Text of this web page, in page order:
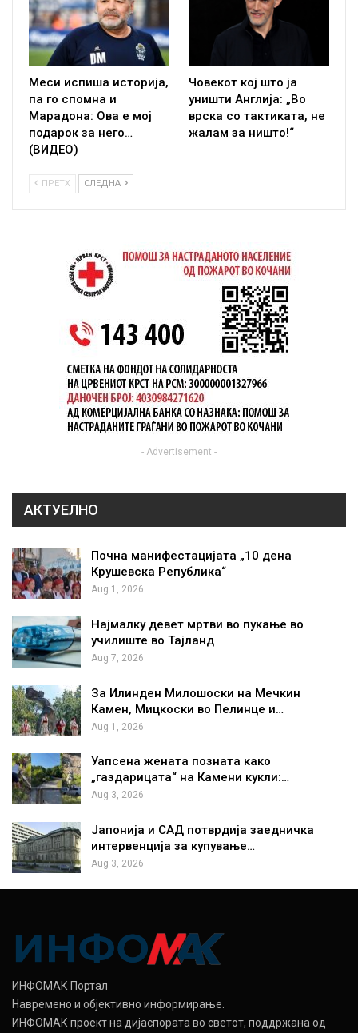
Меси испиша историја,
па го спомна и
Марадона: Ова е мој
подарок за него…
(ВИДЕО)
Човекот кој што ја
уништи Англија: „Во
врска со тактиката, не
жалам за ништо!“
ПРЕТХ СЛЕДНА
- Advertisement -
АКТУЕЛНО
Почна манифестацијата „10 дена
Крушевска Република“
Aug 1, 2026
Најмалку девет мртви во пукање во
училиште во Тајланд
Aug 7, 2026
За Илинден Милошоски на Мечкин
Камен, Мицкоски во Пелинце и…
Aug 1, 2026
Уапсена жената позната како
„газдарицата“ на Камени кукли:…
Aug 3, 2026
Јапонија и САД потврдија заедничка
интервенција за купување…
Aug 3, 2026
ИНФОМАК Портал
Навремено и објективно информирање.
ИНФОМАК проект на дијаспората во светот, поддржана од